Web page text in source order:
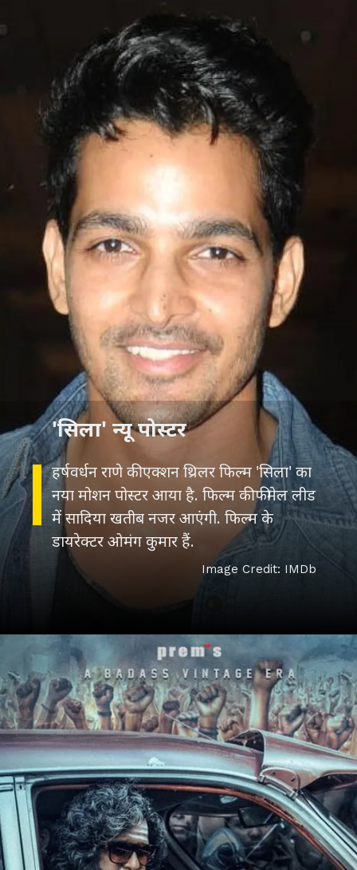
हर्षवर्धन राणे की एक्शन थ्रिलर फिल्म 'सिला' का
नया मोशन पोस्टर आया है. फिल्म की फीमेल लीड
में सादिया खतीब नजर आएंगी. फिल्म के
डायरेक्टर ओमंग कुमार हैं.
'सिला' न्यू पोस्टर
Image Credit: IMDb